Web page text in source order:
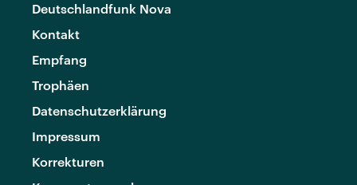
Deutschlandfunk Nova
Kontakt
Empfang
Trophäen
Datenschutzerklärung
Impressum
Korrekturen